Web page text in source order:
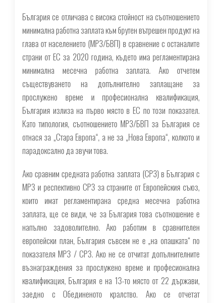
България се отличава с висока стойност на съотношението
минимална работна заплата към брутен вътрешен продукт на
глава от населението (МРЗ/БВП) в сравнение с останалите
страни от ЕС за 2020 година, където има регламентирана
минимална месечна работна заплата. Ако отчетем
съществуването на допълнително заплащане за
прослужено време и професионална квалификация,
България излиза на първо място в ЕС по този показател.
Като типология, съотношението МРЗ/БВП за България се
отнася за „Стара Европа“, а не за „Нова Европа“, колкото и
парадоксално да звучи това.
Ако сравним средната работна заплата (СРЗ) в България с
МРЗ и респективно СРЗ за страните от Европейския съюз,
които имат регламентирана средна месечна работна
заплата, ще се види, че за България това съотношение е
напълно задоволително. Ако работим в сравнителен
европейски план, България съвсем не е „на опашката“ по
показателя МРЗ / СРЗ. Ако не се отчитат допълнителните
възнаграждения за прослужено време и професионална
квалификация, България е на 13-то място от 22 държави,
заедно с Обединеното кралство. Ако се отчетат